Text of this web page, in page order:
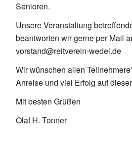
Senioren.
Unsere Veranstaltung
beantworten wir gerne per Mail
vorstand@reitverein-wedel.de
Wir wünschen allen
Anreise und viel Erfolg auf
Mit besten Grüßen
Olaf H. Tonner